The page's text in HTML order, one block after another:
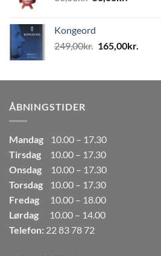
var:
80,00kr..50,00kr..
Kongeord
249,00kr. Den
var:
165,00kr.
er:
ÅBNINGSTIDER
Mandag
10.00 – 17.30
Tirsdag
10.00 – 17.30
Onsdag
10.00 – 17.30
Torsdag
10.00 – 17.30
Fredag
10.00 – 18.00
Lørdag
10.00 – 14.00
Telefon: 22 83 78 72